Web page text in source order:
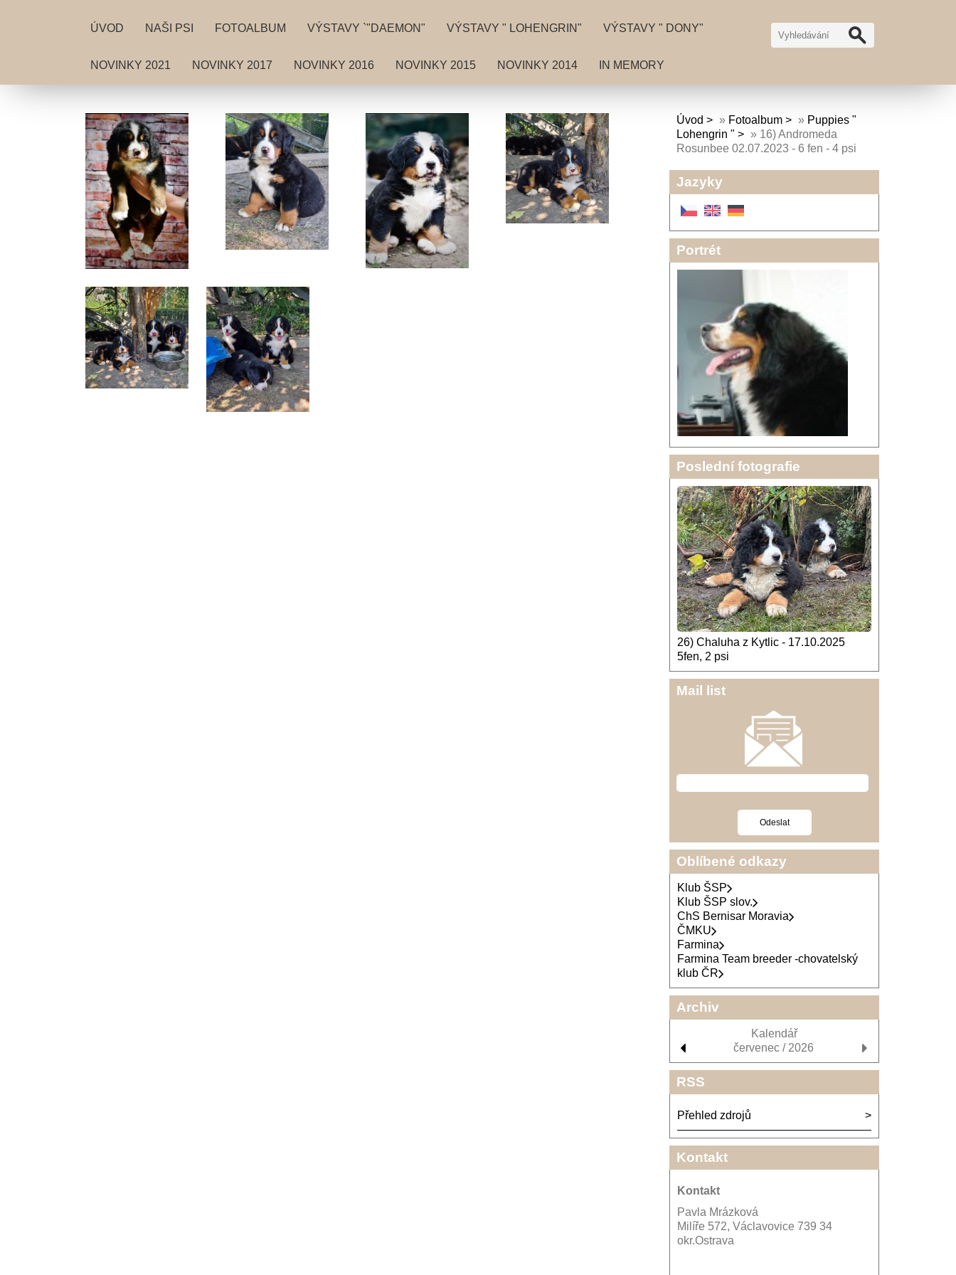
ÚVOD NAŠI PSI FOTOALBUM VÝSTAVY `"DAEMON" VÝSTAVY " LOHENGRIN" VÝSTAVY " DONY"
NOVINKY 2021 NOVINKY 2017 NOVINKY 2016 NOVINKY 2015 NOVINKY 2014 IN MEMORY
Úvod » Fotoalbum » Puppies "
Lohengrin "
» 16) Andromeda
Rosunbee 02.07.2023 - 6 fen - 4 psi
Jazyky
Portrét
Poslední fotografie
26) Chaluha z Kytlic - 17.10.2025
5fen, 2 psi
Mail list
Oblíbené odkazy
Klub ŠSP
Klub ŠSP slov.
ChS Bernisar Moravia
ČMKU
Farmina
Farmina Team breeder -chovatelský
klub ČR
Archiv
Kalendář
červenec / 2026
RSS
Přehled zdrojů
Kontakt
Kontakt
Pavla Mrázková
Milíře 572, Václavovice 739 34
okr.Ostrava